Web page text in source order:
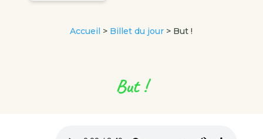
Accueil > Billet du jour > But !
But !